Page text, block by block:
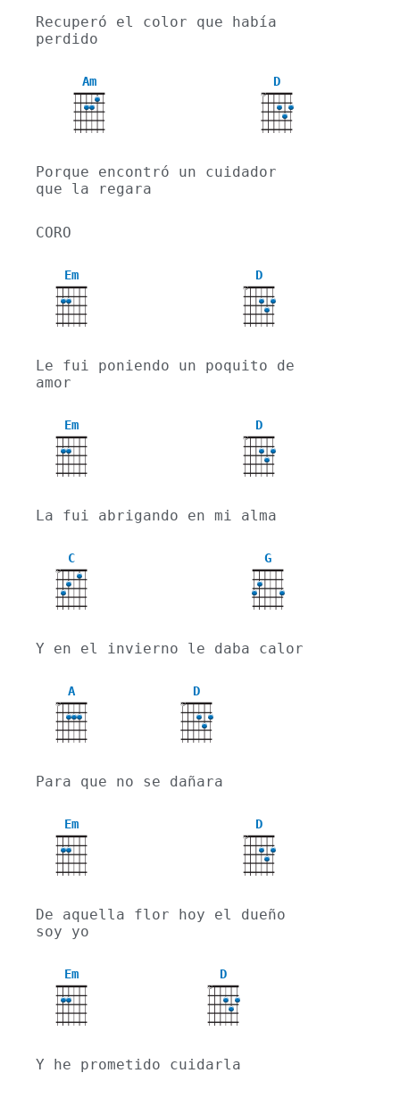
Recuperó el color que había
perdido
Am D
X
Porque encontró un cuidador
que la regara
CORO
Em D
X
Le fui poniendo un poquito de
amor
Em D
X
La fui abrigando en mi alma
C
X
G
Y en el invierno le daba calor
A
X
D
X
Para que no se dañara
Em D
X
De aquella flor hoy el dueño
soy yo
Em D
X
Y he prometido cuidarla